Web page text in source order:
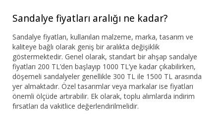
Sandalye fiyatları aralığı ne kadar?
Sandalye fiyatları, kullanılan malzeme, marka, tasarım ve
kaliteye bağlı olarak geniş bir aralıkta değişiklik
göstermektedir. Genel olarak, standart bir ahşap sandalye
fiyatları 200 TL’den başlayıp 1000 TL’ye kadar çıkabilirken,
döşemeli sandalyeler genellikle 300 TL ile 1500 TL arasında
yer almaktadır. Özel tasarımlar veya markalar ise fiyatları
önemli ölçüde artırabilir. Ek olarak, toplu alımlarda indirim
fırsatları da vakitlice değerlendirilmelidir.